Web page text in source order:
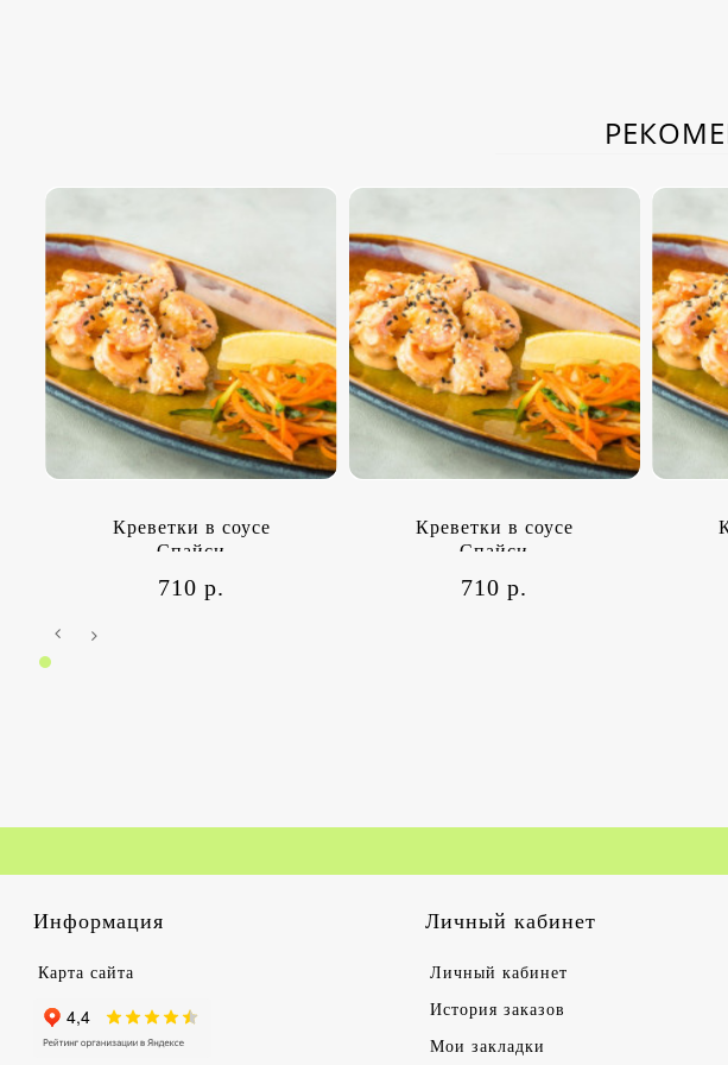
Креветки в соусе
Спайси
710 р.
Креветки в соусе
Спайси
710 р.
Информация
Карта сайта
Личный кабинет
Личный кабинет
История заказов
Мои закладки